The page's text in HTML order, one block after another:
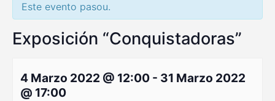
Este evento pasou.
Exposición “Conquistadoras”
4 Marzo 2022 @ 12:00 - 31 Marzo 2022
@ 17:00